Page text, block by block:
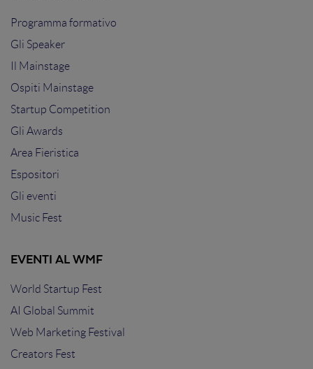
Programma formativo
Gli Speaker
Il Mainstage
Ospiti Mainstage
Startup Competition
Gli Awards
Area Fieristica
Espositori
Gli eventi
Music Fest
EVENTI AL WMF
World Startup Fest
AI Global Summit
Web Marketing Festival
Creators Fest